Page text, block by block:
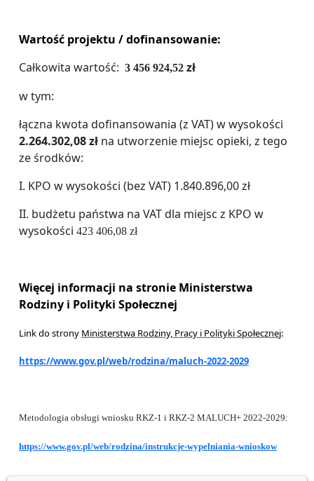
Wartość projektu / dofinansowanie:
Całkowita wartość: 3 456 924,52 zł
w tym:
łączna kwota dofinansowania (z VAT) w wysokości
2.264.302,08zł na utworzenie miejsc opieki, z tego
ze środków:
I. KPO w wysokości (bez VAT) 1.840.896,00 zł
II. budżetu państwa na VAT dla miejsc z KPO w
wysokości 423 406,08 zł
Więcej informacji na stronie Ministerstwa
Rodziny i Polityki Społecznej
Link do strony Ministerstwa Rodziny, Pracy i Polityki Społecznej:
https://www.gov.pl/web/rodzina/maluch-2022-2029
Metodologia obsługi wniosku RKZ-1 i RKZ-2 MALUCH+ 2022-2029:
https://www.gov.pl/web/rodzina/instrukcje-wypelniania-wnioskow